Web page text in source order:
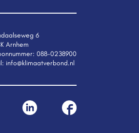
6
Arnhem
088-0238900
info@klimaatverbond.nl